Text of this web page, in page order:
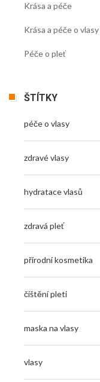
Krása a péče
Krása a péče o vlasy
Péče o pleť
ŠTÍTKY
péče o vlasy
zdravé vlasy
hydratace vlasů
zdravá pleť
přírodní kosmetika
čištění pleti
maska na vlasy
vlasy